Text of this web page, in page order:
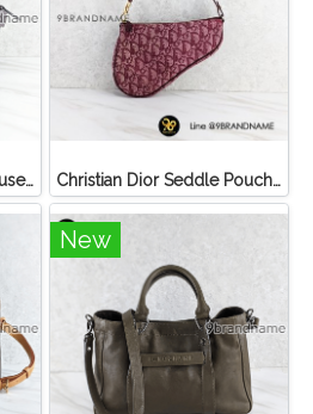
Long Champ La Voyageuse Bag Leather Christian Dior Seddle Pouch Accessory Hand Bag
New